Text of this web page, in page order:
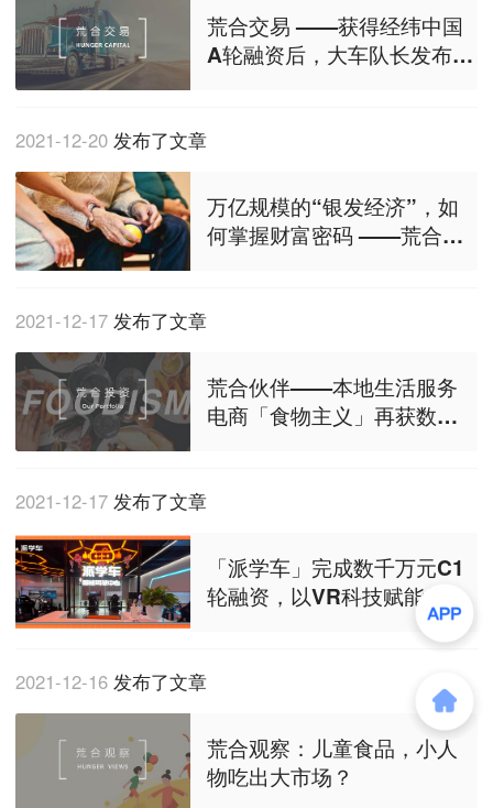
荒合交易 ——获得经纬中国
A轮融资后，大车队长发布
2021-12-20 发布了文章
万亿规模的“银发经济”，如
何掌握财富密码 ——荒合观
2021-12-17 发布了文章
荒合伙伴——本地生活服务
电商「食物主义」再获数千
2021-12-17 发布了文章
「派学车」完成数千万元C1
轮融资，以VR科技赋能传统
2021-12-16 发布了文章
荒合观察：儿童食品，小人
物吃出大市场？